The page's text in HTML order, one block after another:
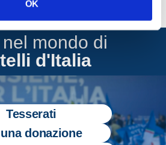
OK
mondo di
d'Italia
Tesserati
donazione